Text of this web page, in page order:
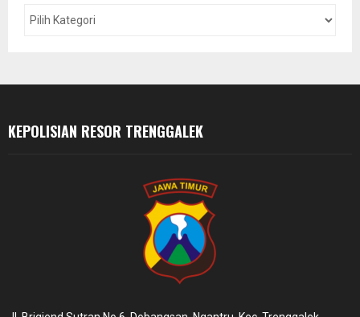
KEPOLISIAN RESOR TRENGGALEK